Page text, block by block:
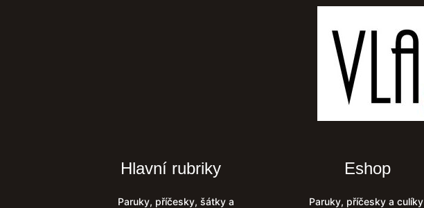
Hlavní rubriky
Paruky, příčesky, šátky a
Eshop
Paruky, příčesky a culíky